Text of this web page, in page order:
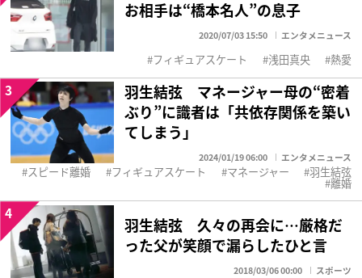
お相手は“橋本名人”の息子
2020/07/03 15:50 エンタメニュース
フィギュアスケート 浅田真央 熱愛
羽生結弦 マネージャー母の“密着
ぶり”に識者は「共依存関係を築い
てしまう」
2024/01/19 06:00 エンタメニュース
3
スピード離婚 フィギュアスケート マネージャー 羽生結弦
離婚
羽生結弦 久々の再会に…厳格だ
った父が笑顔で漏らしたひと言
2018/03/06 00:00 スポーツ
4